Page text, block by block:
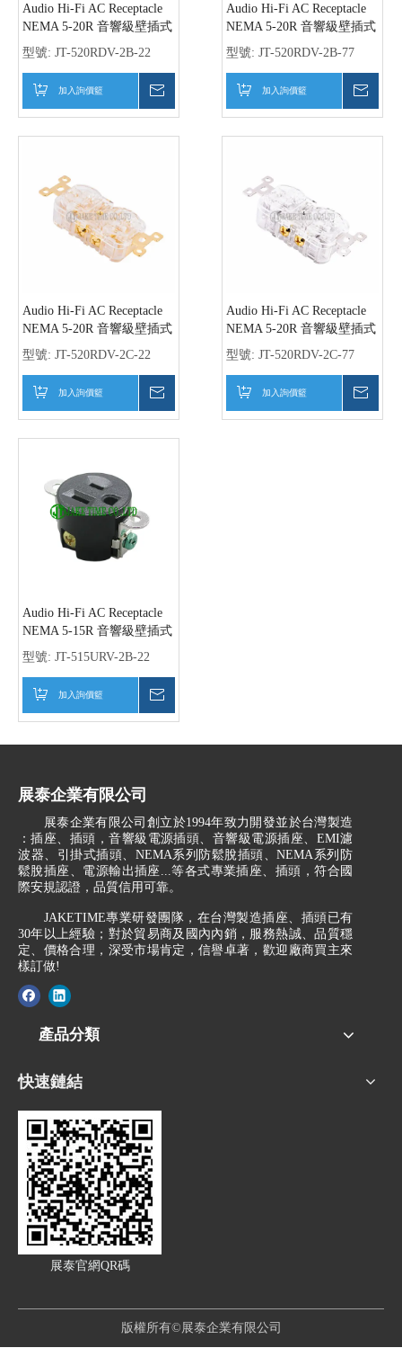
Audio Hi-Fi AC Receptacle
NEMA 5-20R 音響級壁插式
電源雙插座 黑色,鍍金
型號: JT-520RDV-2B-22
加入詢價籃
Audio Hi-Fi AC Receptacle
NEMA 5-20R 音響級壁插式
電源雙插座 黑色,鍍銠
型號: JT-520RDV-2B-77
加入詢價籃
Audio Hi-Fi AC Receptacle
NEMA 5-20R 音響級壁插式
電源雙插座 透明外殼,鍍金
型號: JT-520RDV-2C-22
加入詢價籃
Audio Hi-Fi AC Receptacle
NEMA 5-20R 音響級壁插式
電源雙插座 透明外殼,鍍銠
型號: JT-520RDV-2C-77
加入詢價籃
Audio Hi-Fi AC Receptacle
NEMA 5-15R 音響級壁插式
電源單插座 黑色,鍍金
型號: JT-515URV-2B-22
加入詢價籃
展泰企業有限公司
展泰企業有限公司創立於1994年致力開發並於台灣製造
：插座、插頭，音響級電源插頭、音響級電源插座、EMI濾
波器、引掛式插頭、NEMA系列防鬆脫插頭、NEMA系列防
鬆脫插座、電源輸出插座...等各式專業插座、插頭，符合國
際安規認證，品質信用可靠。
JAKETIME專業研發團隊，在台灣製造插座、插頭已有
30年以上經驗；對於貿易商及國內內銷，服務熱誠、品質穩
定、價格合理，深受市場肯定，信譽卓著，歡迎廠商買主來
樣訂做!
產品分類
快速鏈結
展泰官網QR碼
版權所有©展泰企業有限公司